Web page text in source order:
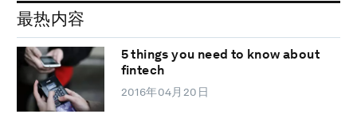
最热内容
5 things you need to know about
fintech
2016年04月20日